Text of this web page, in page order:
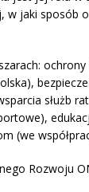
w jaki sposób
służb
(we
Rozwoju